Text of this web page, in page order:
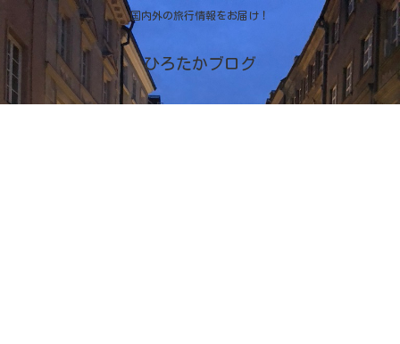
国内外の旅行情報をお届け！
ひろたかブログ